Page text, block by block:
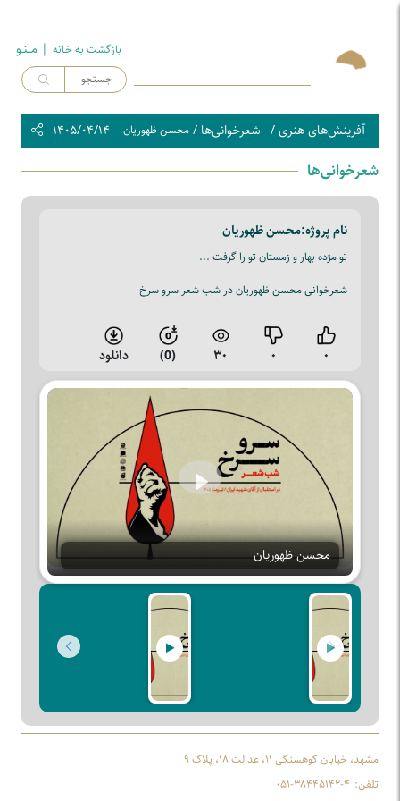
بازگشت به خـانه | مــنـو
آفرینش‌های هنری/ شعرخوانی‌ها / محسن ظهوریان ۱۴۰۵/۰۴/۱۴
شعرخوانی‌ها
نام پروژه:محسن ظهوریان
تو مژده بهار و زمستان تو را گرفت ...
شعرخوانی محسن ظهوریان در شب شعر سرو سرخ
۰ ۰ ۳۰ (0) دانلود
Play
محسن ظهوریان
مشهد، خیابان کوهسنگی ۱۱، عدالت ۱۸، پلاک ۹
تلفن: ۰۵۱-۳۸۴۴۵۱۴۲-۴